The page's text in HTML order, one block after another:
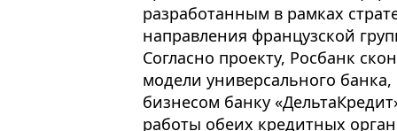
разработанным в рамках
направления французской
Согласно проекту, Росбанк
модели универсального
бизнесом банку
работы обеих кредитных